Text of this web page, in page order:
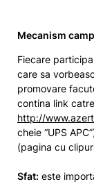
Mecanism
Fiecare
care sa
promovare
contina link catre
http://
cheie “UPS
(pagina cu
Sfat: este